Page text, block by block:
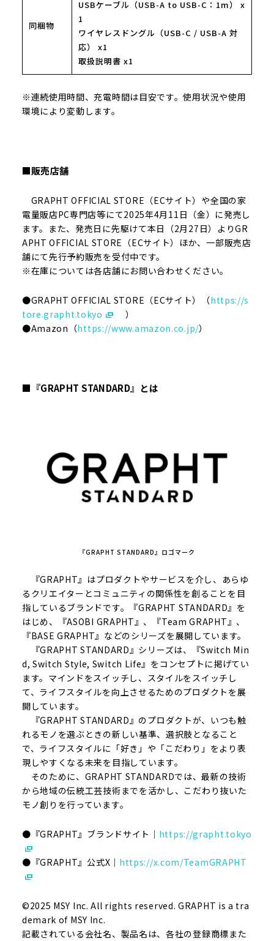
同梱物
USBケーブル（USB-A to USB-C：1m） x
1
ワイヤレスドングル（USB-C / USB-A 対
応） x1
取扱説明書 x1
※連続使用時間、充電時間は目安です。使用状況や使用
環境により変動します。
■販売店舗
GRAPHT OFFICIAL STORE（ECサイト）や全国の家
電量販店PC専門店等にて2025年4月11日（金）に発売し
ます。また、発売日に先駆けて本日（2月27日）よりGR
APHT OFFICIAL STORE（ECサイト）ほか、一部販売店
舗にて先行予約販売を受付中です。
※在庫については各店舗にお問い合わせください。
●GRAPHT OFFICIAL STORE（ECサイト）（https://s
tore.grapht.tokyo
）
●Amazon（https://www.amazon.co.jp/）
■『GRAPHT STANDARD』とは
『GRAPHT STANDARD』ロゴマーク
『GRAPHT』はプロダクトやサービスを介し、あらゆ
るクリエイターとコミュニティの関係性を創ることを目
指しているブランドです。『GRAPHT STANDARD』を
はじめ、『ASOBI GRAPHT』、『Team GRAPHT』、
『BASE GRAPHT』などのシリーズを展開しています。
『GRAPHT STANDARD』シリーズは、『Switch Min
d, Switch Style, Switch Life』をコンセプトに掲げてい
ます。マインドをスイッチし、スタイルをスイッチし
て、ライフスタイルを向上させるためのプロダクトを展
開しています。
『GRAPHT STANDARD』のプロダクトが、いつも触
れるモノを選ぶときの新しい基準、選択肢となること
で、ライフスタイルに「好き」や「こだわり」をより表
現しやすくなる未来を目指しています。
そのために、GRAPHT STANDARDでは、最新の技術
から地域の伝統工芸技術までを活かし、こだわり抜いた
モノ創りを行っています。
●『GRAPHT』ブランドサイト｜ https://grapht.tokyo
●『GRAPHT』公式X｜ https://x.com/TeamGRAPHT
©2025 MSY Inc. All rights reserved. GRAPHT is a tra
demark of MSY Inc.
記載されている会社名、製品名は、各社の登録商標また